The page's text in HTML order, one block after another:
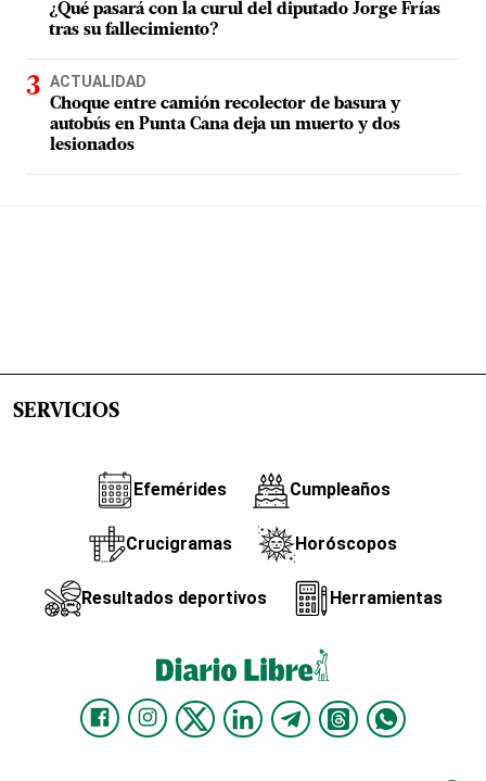
¿Qué pasará con la curul del diputado Jorge Frías
tras su fallecimiento?
ACTUALIDAD
Choque entre camión recolector de basura y
autobús en Punta Cana deja un muerto y dos
lesionados
SERVICIOS
Efemérides Cumpleaños
Crucigramas Horóscopos
Resultados deportivos Herramientas